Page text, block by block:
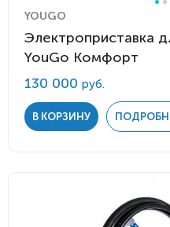
YOUGO
Электроприставка
YouGo Комфорт
130 000 руб.
В КОРЗИНУ